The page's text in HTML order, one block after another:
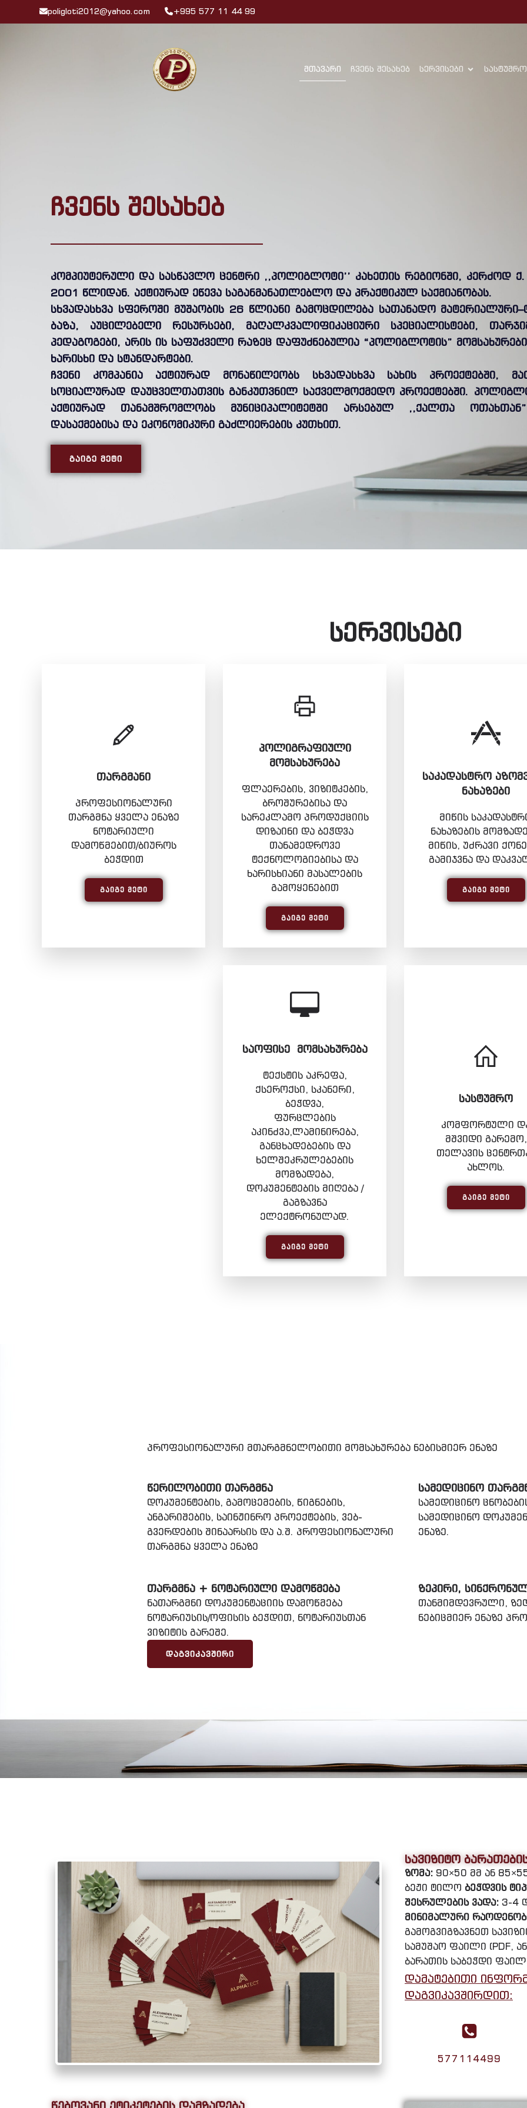
poligloti2012@yahoo.com +995 577 11 44 99
მთავარი ჩვენს შესახებ სერვისები სასტუმრო
ჩვენს შესახებ
კომპიუტერული და სასწავლო ცენტრი ,,პოლიგლოტი’’ კახეთის რეგიონში, კერძოდ
2001 წლიდან. აქტიურად ეწევა საგანმანათლებლო და პრაქტიკულ საქმიანობას.
სხვადასხვა სფეროში მუშაობის 26 წლიანი გამოცდილება სათანადო
ბაზა, აუცილებელი რესურსები, მაღალკვალიფიკაციური სპეციალისტები,
პედაგოგები, არის ის საფუძველი რაზეც დაფუძნებულია “პოლიგლოტის”
ხარისხი და სტანდარტები.
ჩვენი კომპანია აქტიურად მონაწილეობს სხვადასხვა სახის პროექტებში,
სოციალურად დაუცველთათვის განკუთვნილ საქველმოქმედო პროექტებში.
აქტიურად თანამშრომლობს მუნიციპალიტეტში არსებულ ,,ქალთა
დასაქმებისა და ეკონომიკური გაძლიერების კუთხით.
ᲒᲐᲘᲒᲔ ᲛᲔᲢᲘ
სერვისები
ᲗᲐᲠᲒᲛᲐᲜᲘ
პროფესიონალური
თარგმნა ყველა ენაზე
ნოტარიული
დამოწმებით/ბიუროს
ბეჭდით
ᲒᲐᲘᲒᲔ ᲛᲔᲢᲘ
ᲞᲝᲚᲘᲒᲠᲐᲤᲘᲣᲚᲘ
ᲛᲝᲛᲡᲐᲮᲣᲠᲔᲑᲐ
ფლაერების, ვიზიტკების,
ბროშურებისა და
სარეკლამო პროდუქციის
დიზაინი და ბეჭდვა
თანამედროვე
ტექნოლოგიებისა და
ხარისხიანი მასალების
გამოყენებით
ᲒᲐᲘᲒᲔ ᲛᲔᲢᲘ
ᲡᲐᲙᲐᲓᲐᲡᲢᲠᲝ
ᲜᲐᲮᲐᲖᲔᲑᲘ
მიწის
ნახაზების
მიწის, უძრავი
გამიჯვნა და
ᲒᲐᲘᲒᲔ ᲛᲔᲢᲘ
ᲡᲐᲝᲤᲘᲡᲔ ᲛᲝᲛᲡᲐᲮᲣᲠᲔᲑᲐ
ტექსტის აკრეფა,
ქსეროქსი, სკანერი,
ბეჭდვა,
ფურცლების
აკინძვა,ლამინირება,
განცხადებების და
ხელშეკრულებების
მომზადება,
დოკუმენტების მიღება /
გაგზავნა
ელექტრონულად.
ᲒᲐᲘᲒᲔ ᲛᲔᲢᲘ
ᲡᲐᲡᲢᲣᲛᲠᲝ
კომფორტული
მშვიდი გარემო,
თელავის
ახლოს.
ᲒᲐᲘᲒᲔ ᲛᲔᲢᲘ
პროფესიონალური მთარგმნელობითი მომსახურება ნებისმიერ ენაზე
ᲬᲔᲠᲘᲚᲝᲑᲘᲗᲘ ᲗᲐᲠᲒᲛᲜᲐ
დოკუმენტების, გამოცემების, წიგნების,
ანგარიშების, საინჟინრო პროექტების, ვებ-
გვერდების შინაარსის და ა.შ. პროფესიონალური
თარგმნა ყველა ენაზე
ᲡᲐᲛᲔᲓᲘᲪᲘᲜᲝ
სამედიცინო
სამედიცინო
ენაზე.
ᲗᲐᲠᲒᲛᲜᲐ + ᲜᲝᲢᲐᲠᲘᲣᲚᲘ ᲓᲐᲛᲝᲬᲛᲔᲑᲐ
ნათარგმნი დოკუმენტაციის დამოწმება
ნოტარიუსის/ოფისის ბეჭდით, ნოტარიუსთან
ვიზიტის გარეშე.
ᲓᲐᲒᲕᲘᲙᲐᲕᲨᲘᲠᲘ
ᲖᲔᲞᲘᲠᲘ,
თანმიმდევრული,
ნებიცმიერ ენაზე
სავიზიტო
ზომა: 90×50 მმ ან
ბეჟი ტილო ბეჭდვის
შესრულების ვადა: 3-4
მინიმალური
გამოგვიგზავნეთ
სამუშაო ფაილი (PDF,
ბარათის საბეჭდი
დამატებითი
დაგვიკავშირდით:
577114499